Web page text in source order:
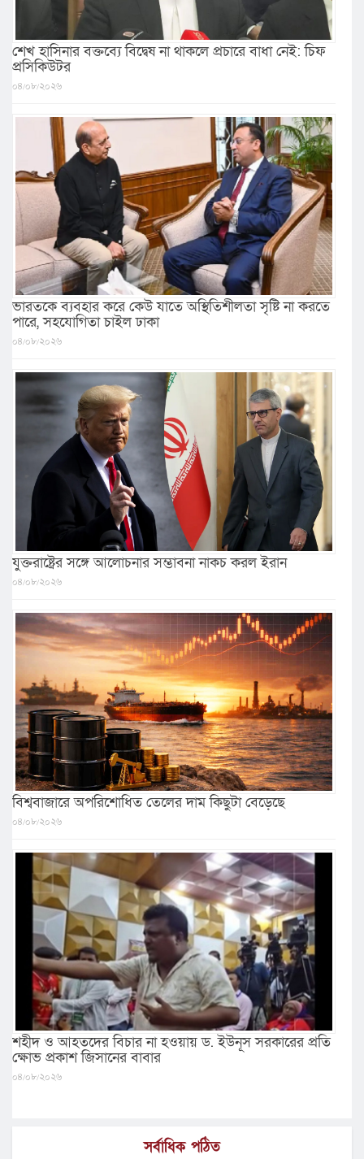
শেখ হাসিনার বক্তব্যে বিদ্বেষ না থাকলে প্রচারে বাধা নেই: চিফ
প্রসিকিউটর
০৪/০৮/২০২৬
ভারতকে ব্যবহার করে কেউ যাতে অস্থিতিশীলতা সৃষ্টি না করতে
পারে, সহযোগিতা চাইল ঢাকা
০৪/০৮/২০২৬
যুক্তরাষ্ট্রের সঙ্গে আলোচনার সম্ভাবনা নাকচ করল ইরান
০৪/০৮/২০২৬
বিশ্ববাজারে অপরিশোধিত তেলের দাম কিছুটা বেড়েছে
০৪/০৮/২০২৬
শহীদ ও আহতদের বিচার না হওয়ায় ড. ইউনূস সরকারের প্রতি
ক্ষোভ প্রকাশ জিসানের বাবার
০৪/০৮/২০২৬
সর্বাধিক পঠিত